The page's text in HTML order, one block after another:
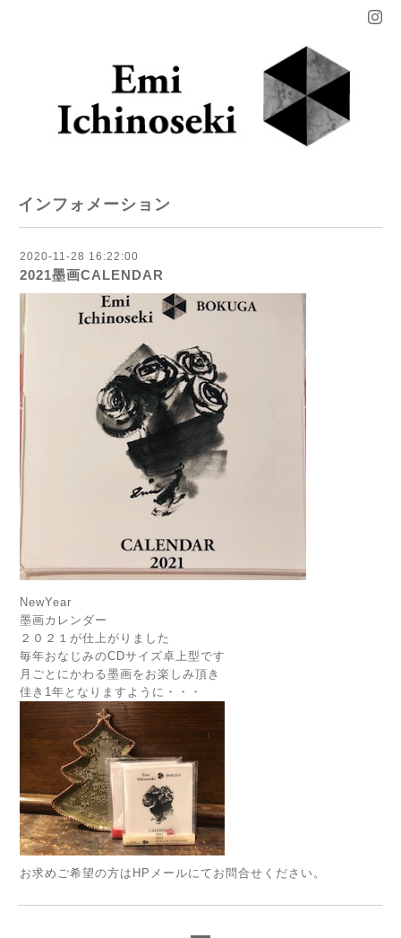
インフォメーション
2020-11-28 16:22:00
2021墨画CALENDAR
NewYear
墨画カレンダー
２０２１が仕上がりました
毎年おなじみのCDサイズ卓上型です
月ごとにかわる墨画をお楽しみ頂き
佳き1年となりますように・・・
お求めご希望の方はHPメールにてお問合せください。